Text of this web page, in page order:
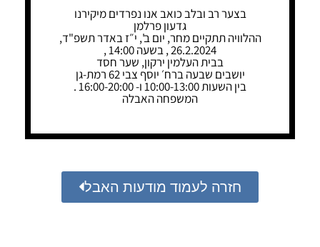
בצער רב ובלב כואב אנו נפרדים מיקירנו
גדעון פרלמן
ההלוויה תתקיים מחר, יום ב', י״ז באדר תשפ"ד,
26.2.2024 , בשעה 14:00 ,
בבית העלמין ירקון, שער חסד
יושבים שבעה ברח׳ יוסף צבי 62 רמת-גן
בין השעות 10:00-13:00 ו- 16:00-20:00 .
המשפחה האבלה
חזרה לעמוד מודעות האבל